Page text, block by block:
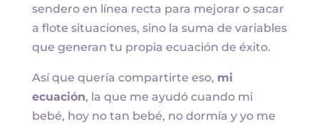
sendero en línea recta para mejorar o sacar
a flote situaciones, sino la suma de variables
que generan tu propia ecuación de éxito.
Así que quería compartirte eso, mi
ecuación, la que me ayudó cuando mi
bebé, hoy no tan bebé, no dormía y yo me